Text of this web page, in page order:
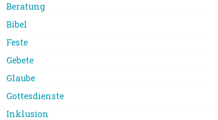
Beratung
Bibel
Feste
Gebete
Glaube
Gottesdienste
Inklusion